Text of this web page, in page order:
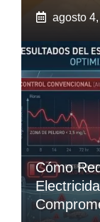
agosto
Cómo